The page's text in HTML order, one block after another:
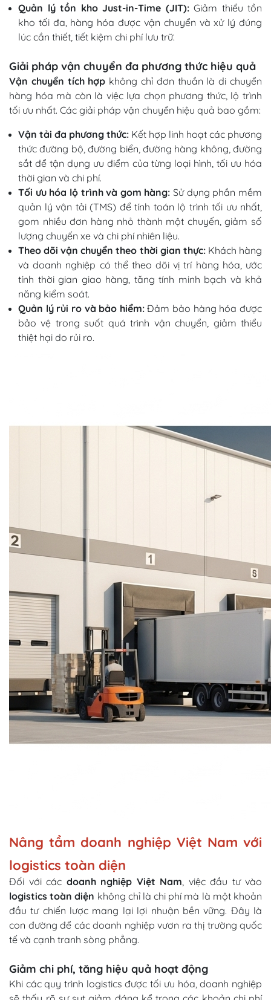
Quản lý tồn kho Just-in-Time (JIT):Giảm thiểu tồn
kho tối đa, hàng hóa được vận chuyển và xử lý đúng
lúc cần thiết, tiết kiệm chi phí lưu trữ.
Giải pháp vận chuyển đa phương thức hiệu quả
Vận chuyển tích hợp không chỉ đơn thuần là di chuyển
hàng hóa mà còn là việc lựa chọn phương thức, lộ trình
tối ưu nhất. Các giải pháp vận chuyển hiệu quả bao gồm:
Vận tải đa phương thức: Kết hợp linh hoạt các phương
thức đường bộ, đường biển, đường hàng không, đường
sắt để tận dụng ưu điểm của từng loại hình, tối ưu hóa
thời gian và chi phí.
Tối ưu hóa lộ trình và gom hàng: Sử dụng phần mềm
quản lý vận tải (TMS) để tính toán lộ trình tối ưu nhất,
gom nhiều đơn hàng nhỏ thành một chuyến, giảm số
lượng chuyến xe và chi phí nhiên liệu.
Theo dõi vận chuyển theo thời gian thực:Khách hàng
và doanh nghiệp có thể theo dõi vị trí hàng hóa, ước
tính thời gian giao hàng, tăng tính minh bạch và khả
năng kiểm soát.
Quản lý rủi ro và bảo hiểm:Đảm bảo hàng hóa được
bảo vệ trong suốt quá trình vận chuyển, giảm thiểu
thiệt hại do rủi ro.
Nâng tầm doanh nghiệp Việt Nam với
logistics toàn diện
Đối với các doanh nghiệp Việt Nam , việc đầu tư vào
logistics toàn diện không chỉ là chi phí mà là một khoản
đầu tư chiến lược mang lại lợi nhuận bền vững. Đây là
con đường để các doanh nghiệp vươn ra thị trường quốc
tế và cạnh tranh sòng phẳng.
Giảm chi phí, tăng hiệu quả hoạt động
Khi các quy trình logistics được tối ưu hóa, doanh nghiệp